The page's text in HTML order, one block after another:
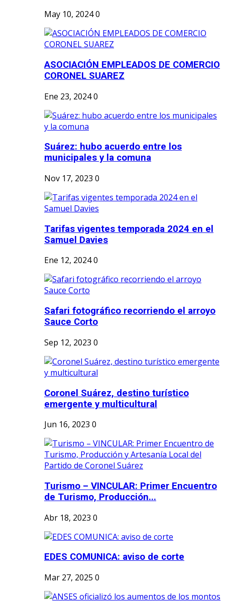
May 10, 20240
ASOCIACIÓN EMPLEADOS DE COMERCIO
CORONEL SUAREZ
Ene 23, 20240
Suárez: hubo acuerdo entre los
municipales y la comuna
Nov 17, 2023 0
Tarifas vigentes temporada 2024 en el
Samuel Davies
Ene 12, 20240
Safari fotográfico recorriendo el arroyo
Sauce Corto
Sep 12, 2023 0
Coronel Suárez, destino turístico
emergente y multicultural
Jun 16, 2023 0
Turismo – VINCULAR: Primer Encuentro
de Turismo, Producción...
Abr 18, 2023 0
EDES COMUNICA: aviso de corte
Mar 27, 2025 0